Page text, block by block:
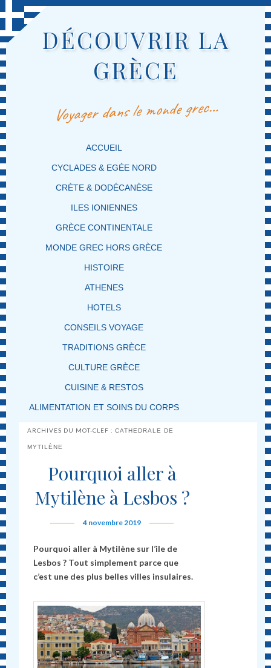
DÉCOUVRIR LA
GRÈCE
Voyager dans le monde grec…
MENU PRINCIPAL
MASQUER LA NAVIGATION PRINCIPALE
MASQUER LA NAVIGATION SECONDAIRE
ACCUEIL
CYCLADES & EGÉE NORD
CRÈTE & DODÉCANÈSE
ILES IONIENNES
GRÈCE CONTINENTALE
MONDE GREC HORS GRÈCE
HISTOIRE
ATHENES
HOTELS
CONSEILS VOYAGE
TRADITIONS GRÈCE
CULTURE GRÈCE
CUISINE & RESTOS
ALIMENTATION ET SOINS DU CORPS
ARCHIVES DU MOT-CLEF :CATHEDRALE DE
MYTILÈNE
Pourquoi aller à
Mytilène à Lesbos ?
4 novembre 2019
Pourquoi aller à Mytilène sur l’ile de
Lesbos ? Tout simplement parce que
c’est une des plus belles villes insulaires.